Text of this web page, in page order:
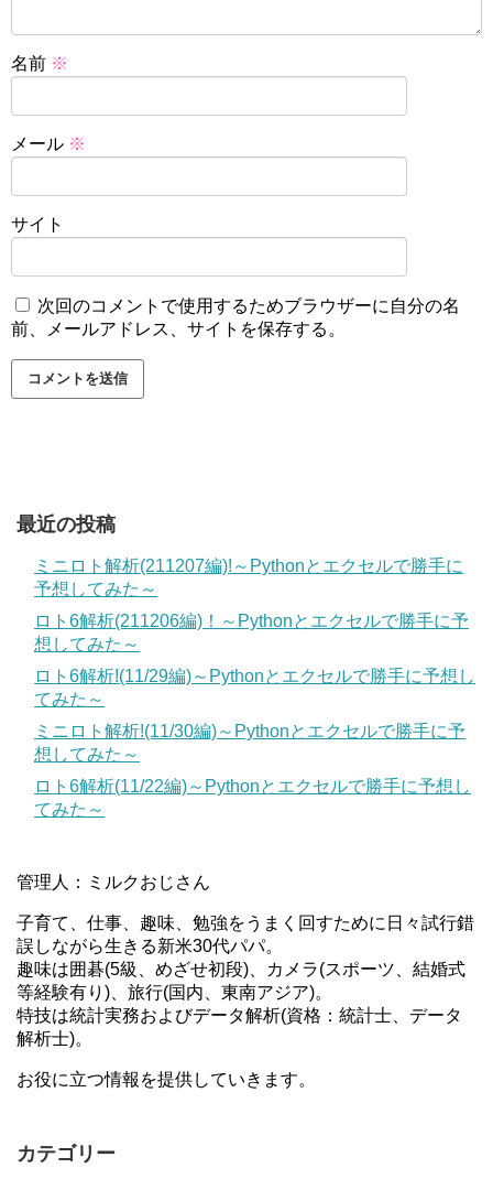
名前 ※
メール ※
サイト
次回のコメントで使用するためブラウザーに自分の名
前、メールアドレス、サイトを保存する。
最近の投稿
ミニロト解析(211207編)!～Pythonとエクセルで勝手に
予想してみた～
ロト6解析(211206編)！～Pythonとエクセルで勝手に予
想してみた～
ロト6解析!(11/29編)～Pythonとエクセルで勝手に予想し
てみた～
ミニロト解析!(11/30編)～Pythonとエクセルで勝手に予
想してみた～
ロト6解析(11/22編)～Pythonとエクセルで勝手に予想し
てみた～
管理人：ミルクおじさん
子育て、仕事、趣味、勉強をうまく回すために日々試行錯
誤しながら生きる新米30代パパ。
趣味は囲碁(5級、めざせ初段)、カメラ(スポーツ、結婚式
等経験有り)、旅行(国内、東南アジア)。
特技は統計実務およびデータ解析(資格：統計士、データ
解析士)。
お役に立つ情報を提供していきます。
カテゴリー